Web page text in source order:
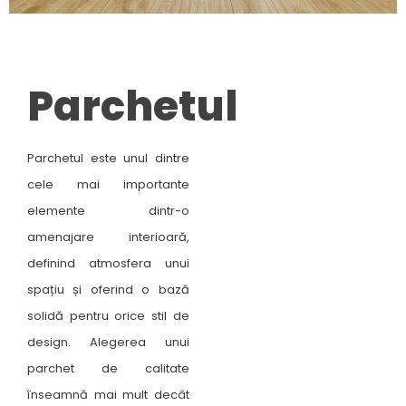
Parchetul
Parchetul este unul dintre
cele mai importante
elemente dintr-o
amenajare interioară,
definind atmosfera unui
spațiu și oferind o bază
solidă pentru orice stil de
design. Alegerea unui
parchet de calitate
înseamnă mai mult decât